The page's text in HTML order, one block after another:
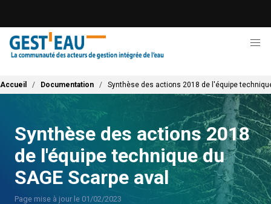
contenu
principal
Fil d'Ariane
Accueil Documentation Synthèse des actions 2018 de l'équipe
Synthèse des actions 2018
de l'équipe technique du
SAGE Scarpe aval
Page mise à jour le 01/02/2023